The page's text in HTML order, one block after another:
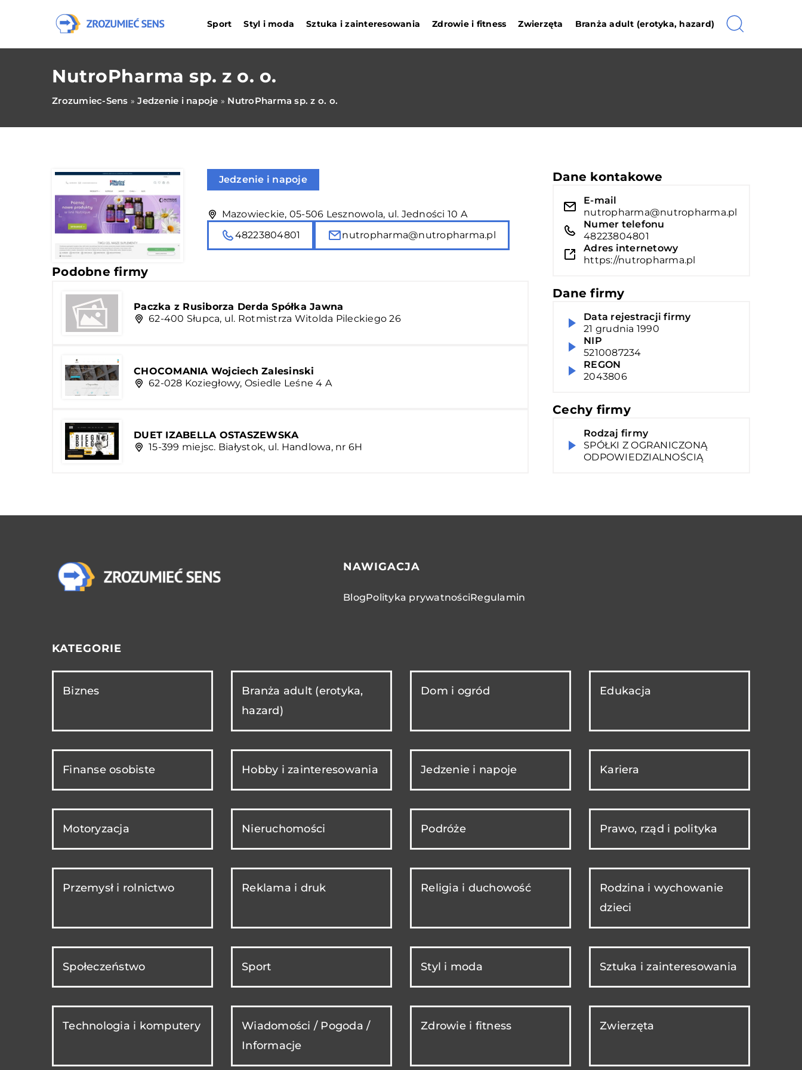
Sport Styl i moda Sztuka i zainteresowania Zdrowie i fitness Zwierzęta Branża adult (erotyka, hazard)
NutroPharma sp. z o. o.
Zrozumiec-Sens »Jedzenie i napoje » NutroPharma sp. z o. o.
Jedzenie i napoje
Mazowieckie, 05-506 Lesznowola, ul. Jedności 10 A
48223804801
nutropharma@nutropharma.pl
Podobne firmy
Paczka z Rusiborza Derda Spółka Jawna
62-400 Słupca, ul. Rotmistrza Witolda Pileckiego 26
CHOCOMANIA Wojciech Zalesinski
62-028 Koziegłowy, Osiedle Leśne 4 A
DUET IZABELLA OSTASZEWSKA
15-399 miejsc. Białystok, ul. Handlowa, nr 6H
Dane kontakowe
E-mail
nutropharma@nutropharma.pl
Numer telefonu
48223804801
Adres internetowy
https://nutropharma.pl
Dane firmy
Data rejestracji firmy
21 grudnia 1990
NIP
5210087234
REGON
2043806
Cechy firmy
Rodzaj firmy
SPÓŁKI Z OGRANICZONĄ
ODPOWIEDZIALNOŚCIĄ
NAWIGACJA
BlogPolityka prywatnościRegulamin
KATEGORIE
Biznes
Branża adult (erotyka,
hazard)
Dom i ogród Edukacja
Finanse osobiste Hobby i zainteresowania Jedzenie i napoje Kariera
Motoryzacja Nieruchomości Podróże Prawo, rząd i polityka
Przemysł i rolnictwo Reklama i druk Religia i duchowość
Rodzina i wychowanie
dzieci
Społeczeństwo Sport Styl i moda Sztuka i zainteresowania
Technologia i komputery
Wiadomości / Pogoda /
Informacje
Zdrowie i fitness Zwierzęta